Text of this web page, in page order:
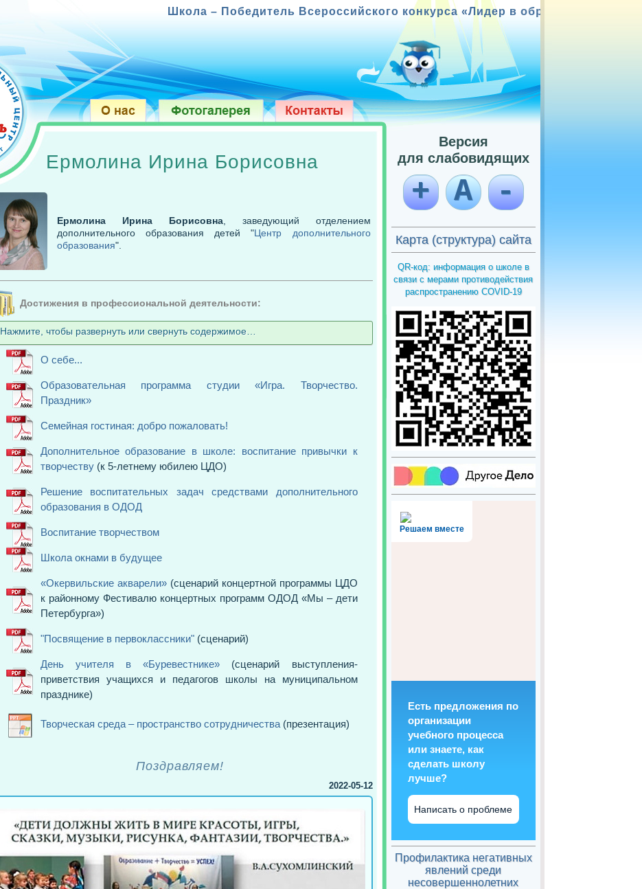
Школа – Победитель Всероссийского конкурса «Лидер в образовании»; Победитель
Ермолина Ирина Борисовна
Ермолина Ирина Борисовна, заведующий отделением
дополнительного образования детей "Центр дополнительного
образования".
Достижения в профессиональной деятельности:
Нажмите, чтобы развернуть или свернуть содержимое…
О себе...
Образовательная программа студии «Игра. Творчество.
Праздник»
Семейная гостиная: добро пожаловать!
Дополнительное образование в школе: воспитание привычки к
творчеству(к 5-летнему юбилею ЦДО)
Решение воспитательных задач средствами дополнительного
образования в ОДОД
Воспитание творчеством
Школа окнами в будущее
«Окервильские акварели»(сценарий концертной программы ЦДО
к районному Фестивалю концертных программ ОДОД «Мы – дети
Петербурга»)
"Посвящение в первоклассники"(сценарий)
День учителя в «Буревестнике» (сценарий выступления-
приветствия учащихся и педагогов школы на муниципальном
празднике)
Творческая среда – пространство сотрудничества(презентация)
Поздравляем!
2022-05-12
Версия
для слабовидящих
+ А -
Карта (структура) сайта
QR-код: информация о школе в
связи с мерами противодействия
распространению COVID-19
Решаем вместе
Есть предложения по
организации
учебного процесса
или знаете, как
сделать школу
лучше?
Написать о проблеме
Профилактика негативных
явлений среди
несовершеннолетних